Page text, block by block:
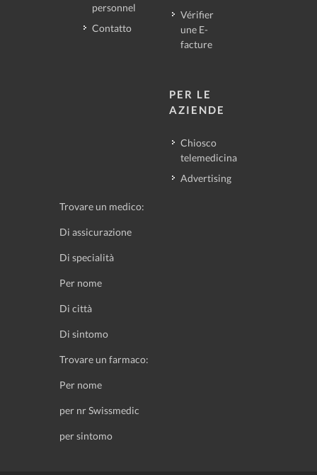
personnel
Contatto
Vérifier
une E-
facture
PER LE
AZIENDE
Chiosco
telemedicina
Advertising
Trovare un medico:
Di assicurazione
Di specialità
Per nome
Di città
Di sintomo
Trovare un farmaco:
Per nome
per nr Swissmedic
per sintomo